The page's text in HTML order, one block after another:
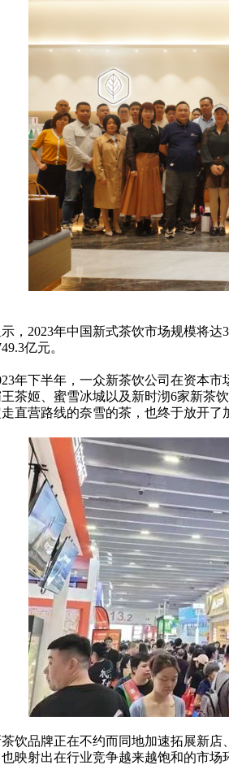
，2023年中国新式茶饮市场规模将
亿元。
年下半年，一众新茶饮公司在资本
茶姬、蜜雪冰城以及新时沏6家新茶
直营路线的奈雪的茶，也终于放开了
饮品牌正在不约而同地加速拓展新
映射出在行业竞争越来越饱和的市场